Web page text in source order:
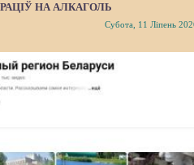
НА АЛКАГОЛЬ
Субота, 11 Ліпень